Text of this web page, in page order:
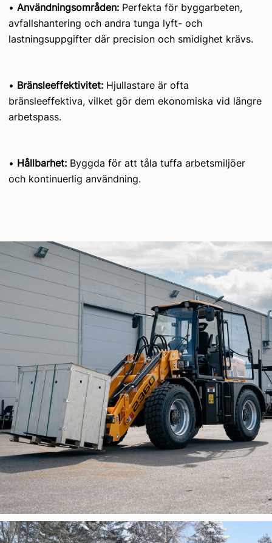
• Användningsområden: Perfekta för byggarbeten,
avfallshantering och andra tunga lyft- och
lastningsuppgifter där precision och smidighet krävs.
• Bränsleeffektivitet: Hjullastare är ofta
bränsleeffektiva, vilket gör dem ekonomiska vid längre
arbetspass.
• Hållbarhet: Byggda för att tåla tuffa arbetsmiljöer
och kontinuerlig användning.